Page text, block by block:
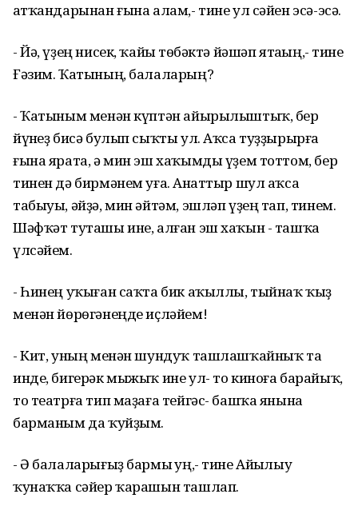
һатҡандарынан ғына алам,- тине ул сәйен эсә-эсә.
- Йә, үҙең нисек, ҡайһы төбәктә йәшәп ятаһың,- тине
Ғәзим. Ҡатының, балаларың?
- Ҡатыным менән күптән айырылыштыҡ, бер
йүнһеҙ бисә булып сыҡты ул. Аҡса туҙҙырырға
ғына ярата, ә мин эш хаҡымды үҙем тоттом, бер
тинен дә бирмәнем уға. Анһаттыр шул аҡса
табыуы, әйҙә, мин әйтәм, эшләп үҙең тап, тинем.
Шәфҡәт туташы ине, алған эш хаҡын - ташҡа
үлсәйем.
- Һинең уҡыған саҡта бик аҡыллы, тыйнаҡ ҡыҙ
менән йөрөгәнеңде иҫләйем!
- Кит, уның менән шундуҡ ташлашҡайныҡ та
инде, бигерәк мыжыҡ ине ул- то киноға барайыҡ,
то театрға тип маҙаға тейгәс- башҡа янына
барманым да ҡуйҙым.
- Ә балаларығыҙ бармы һуң,- тине Айһылыу
ҡунаҡҡа сәйер ҡарашын ташлап.